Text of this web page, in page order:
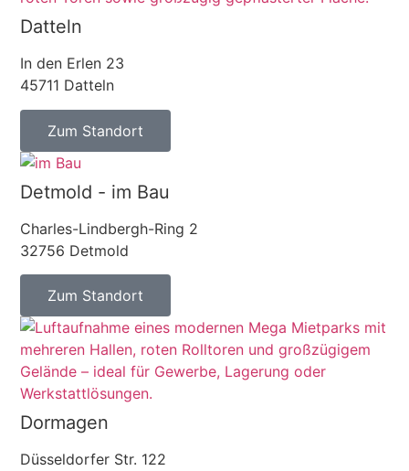
Datteln
In den Erlen 23
45711 Datteln
Zum Standort
Detmold - im Bau
Charles-Lindbergh-Ring 2
32756 Detmold
Zum Standort
Dormagen
Düsseldorfer Str. 122